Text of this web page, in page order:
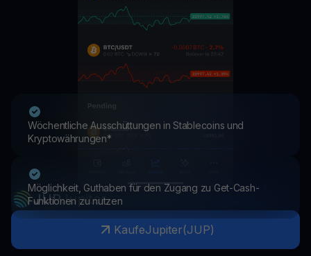
Wöchentliche Ausschüttungen in Stablecoins und
Kryptowährungen*
Möglichkeit, Guthaben für den Zugang zu Get-Cash-
Funktionen zu nutzen
JUPJupiter
KaufeJupiter(JUP)